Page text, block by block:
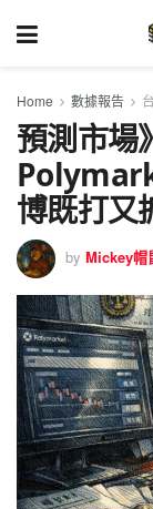
Home 數據報告
預測市場
博既打又
by Mickey帽